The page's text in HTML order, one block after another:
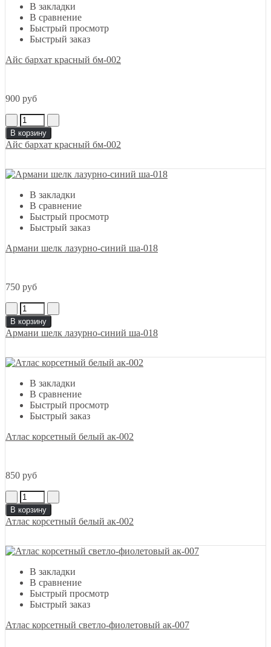
В закладки
В сравнение
Быстрый просмотр
Быстрый заказ
Айс бархат красный бм-002
900 руб
В корзину
Айс бархат красный бм-002
В закладки
В сравнение
Быстрый просмотр
Быстрый заказ
Армани шелк лазурно-синий ша-018
750 руб
В корзину
Армани шелк лазурно-синий ша-018
В закладки
В сравнение
Быстрый просмотр
Быстрый заказ
Атлас корсетный белый ак-002
850 руб
В корзину
Атлас корсетный белый ак-002
В закладки
В сравнение
Быстрый просмотр
Быстрый заказ
Атлас корсетный светло-фиолетовый ак-007